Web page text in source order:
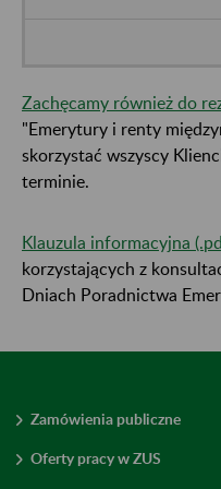
Zachęcamy również do
"Emerytury i renty
skorzystać wszyscy
terminie.
Klauzula informacyjna
korzystających z
Dniach Poradnictwa
Zamówienia publiczne
Oferty pracy w ZUS